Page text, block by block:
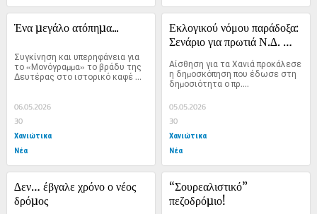
Ένα µεγάλο ατόπηµα...
Συγκίνηση και υπερηφάνεια για
το «Μονόγραµµα» το βράδυ της
∆ευτέρας στο ιστορικό καφέ
«Κήπος»...
06.05.2026
30
Χανιώτικα
Νέα
Εκλογικού νόμου παράδοξα:
Σενάριο για πρωτιά Ν.∆.
Αίσθηση για τα Χανιά προκάλεσε
η δηµοσκόπηση που έδωσε στη
δηµοσιότητα ο πρ....
05.05.2026
30
Χανιώτικα
Νέα
∆εν… έβγαλε χρόνο ο νέος
δρόµος
“Σουρεαλιστικό”
πεζοδρόµιο!